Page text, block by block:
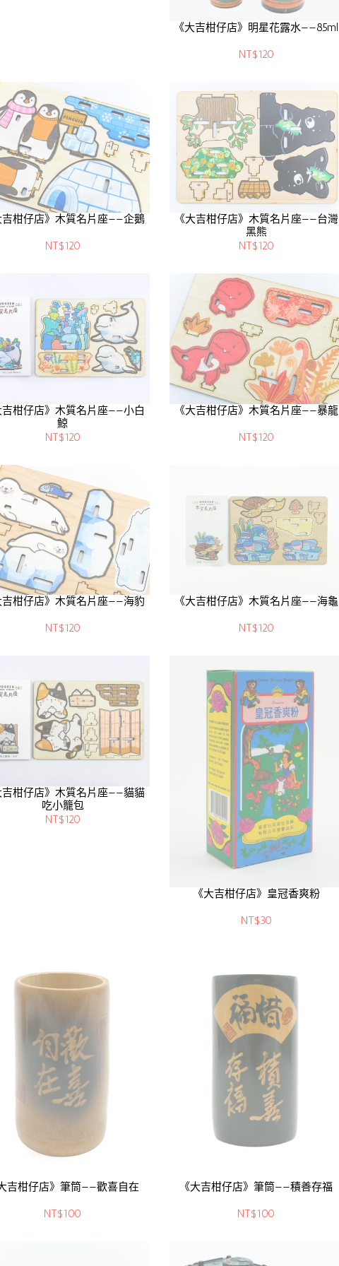
《大吉柑仔店》明星花露水——85ml
NT$120
柑仔店》木質名片座——企鵝
NT$120
《大吉柑仔店》木質名片座——台灣
黑熊
NT$120
柑仔店》木質名片座——小白
鯨
NT$120
《大吉柑仔店》木質名片座——暴龍
NT$120
柑仔店》木質名片座——海豹
NT$120
《大吉柑仔店》木質名片座——海龜
NT$120
柑仔店》木質名片座——貓貓
吃小籠包
NT$120
《大吉柑仔店》皇冠香爽粉
NT$30
吉柑仔店》筆筒——歡喜自在
NT$100
《大吉柑仔店》筆筒——積善存福
NT$100